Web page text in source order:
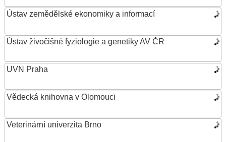
Ústav zemědělské ekonomiky a informací
Ústav živočišné fyziologie a genetiky AV ČR
UVN Praha
Vědecká knihovna v Olomouci
Veterinární univerzita Brno